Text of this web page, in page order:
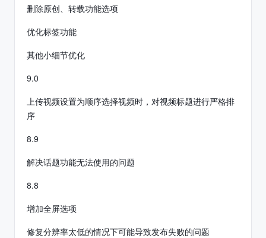
删除原创、转载功能选项
优化标签功能
其他小细节优化
9.0
上传视频设置为顺序选择视频时，对视频标题进行严格排
序
8.9
解决话题功能无法使用的问题
8.8
增加全屏选项
修复分辨率太低的情况下可能导致发布失败的问题